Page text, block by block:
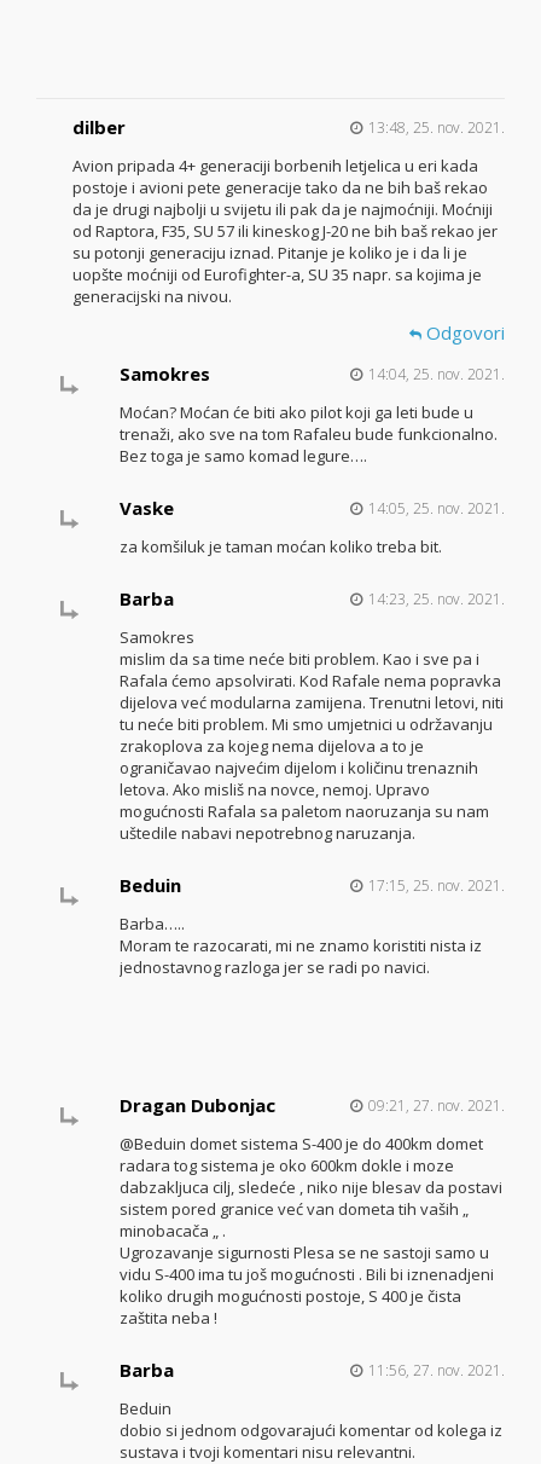
dilber 13:48, 25. nov. 2021.
Avion pripada 4+ generaciji borbenih letjelica u eri kada
postoje i avioni pete generacije tako da ne bih baš rekao
da je drugi najbolji u svijetu ili pak da je najmoćniji. Moćniji
od Raptora, F35, SU 57 ili kineskog J-20 ne bih baš rekao jer
su potonji generaciju iznad. Pitanje je koliko je i da li je
uopšte moćniji od Eurofighter-a, SU 35 napr. sa kojima je
generacijski na nivou.
Odgovori
Samokres
14:04, 25. nov. 2021.
Moćan? Moćan će biti ako pilot koji ga leti bude u
trenaži, ako sve na tom Rafaleu bude funkcionalno.
Bez toga je samo komad legure….
Vaske 14:05, 25. nov. 2021.
za komšiluk je taman moćan koliko treba bit.
Barba 14:23, 25. nov. 2021.
Samokres
mislim da sa time neće biti problem. Kao i sve pa i
Rafala ćemo apsolvirati. Kod Rafale nema popravka
dijelova već modularna zamijena. Trenutni letovi, niti
tu neće biti problem. Mi smo umjetnici u održavanju
zrakoplova za kojeg nema dijelova a to je
ograničavao najvećim dijelom i količinu trenaznih
letova. Ako misliš na novce, nemoj. Upravo
mogućnosti Rafala sa paletom naoruzanja su nam
uštedile nabavi nepotrebnog naruzanja.
Beduin 17:15, 25. nov. 2021.
Barba…..
Moram te razocarati, mi ne znamo koristiti nista iz
jednostavnog razloga jer se radi po navici.
Dragan Dubonjac 09:21, 27. nov. 2021.
@Beduin domet sistema S-400 je do 400km domet
radara tog sistema je oko 600km dokle i moze
dabzakljuca cilj, sledeće , niko nije blesav da postavi
sistem pored granice već van dometa tih vaših „
minobacača „ .
Ugrozavanje sigurnosti Plesa se ne sastoji samo u
vidu S-400 ima tu još mogućnosti . Bili bi iznenadjeni
koliko drugih mogućnosti postoje, S 400 je čista
zaštita neba !
Barba 11:56, 27. nov. 2021.
Beduin
dobio si jednom odgovarajući komentar od kolega iz
sustava i tvoji komentari nisu relevantni.